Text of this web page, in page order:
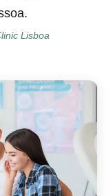
Lisboa